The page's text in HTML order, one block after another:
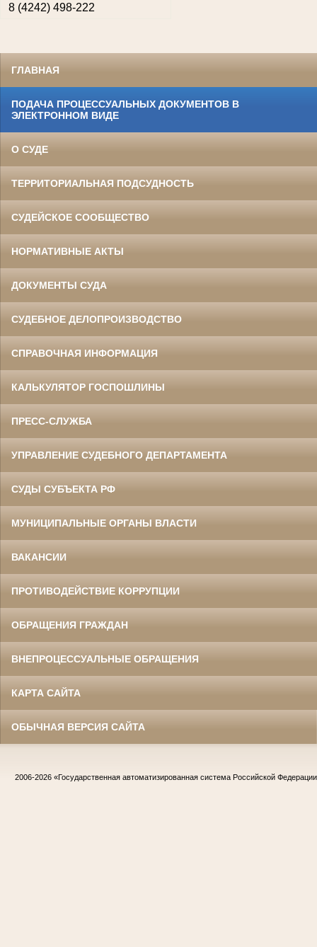
8 (4242) 498-222
ГЛАВНАЯ
ПОДАЧА ПРОЦЕССУАЛЬНЫХ ДОКУМЕНТОВ В
ЭЛЕКТРОННОМ ВИДЕ
О СУДЕ
ТЕРРИТОРИАЛЬНАЯ ПОДСУДНОСТЬ
СУДЕЙСКОЕ СООБЩЕСТВО
НОРМАТИВНЫЕ АКТЫ
ДОКУМЕНТЫ СУДА
СУДЕБНОЕ ДЕЛОПРОИЗВОДСТВО
СПРАВОЧНАЯ ИНФОРМАЦИЯ
КАЛЬКУЛЯТОР ГОСПОШЛИНЫ
ПРЕСС-СЛУЖБА
УПРАВЛЕНИЕ СУДЕБНОГО ДЕПАРТАМЕНТА
СУДЫ СУБЪЕКТА РФ
МУНИЦИПАЛЬНЫЕ ОРГАНЫ ВЛАСТИ
ВАКАНСИИ
ПРОТИВОДЕЙСТВИЕ КОРРУПЦИИ
ОБРАЩЕНИЯ ГРАЖДАН
ВНЕПРОЦЕССУАЛЬНЫЕ ОБРАЩЕНИЯ
КАРТА САЙТА
ОБЫЧНАЯ ВЕРСИЯ САЙТА
2006-2026 «Государственная автоматизированная система Российской